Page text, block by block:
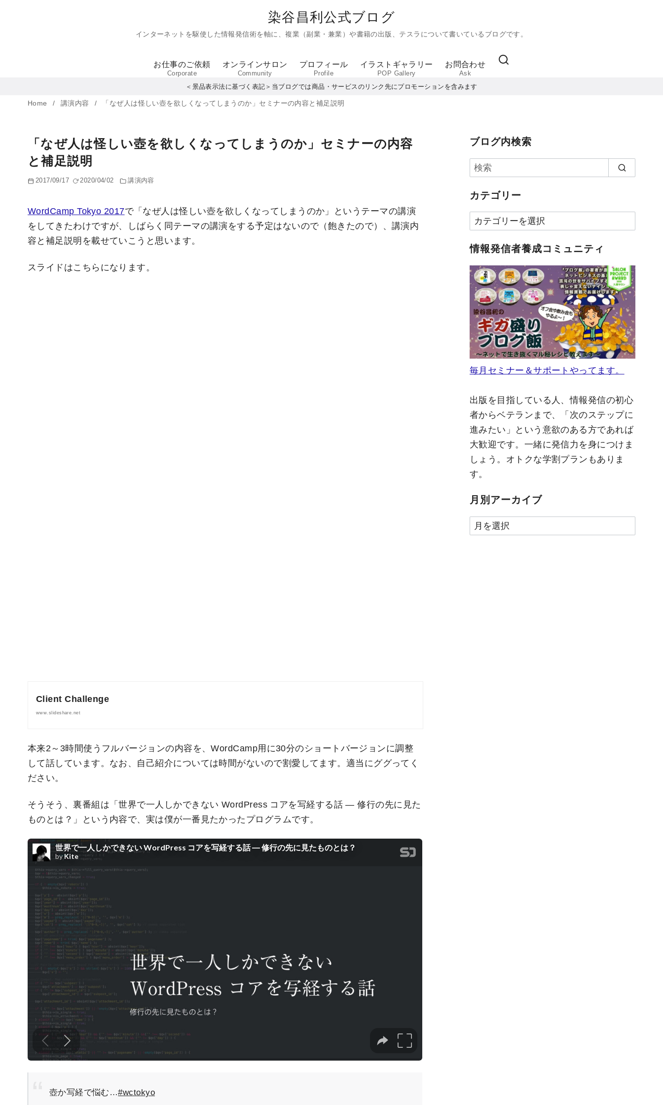
染谷昌利公式ブログ
インターネットを駆使した情報発信術を軸に、複業（副業・兼業）や書籍の出版、テスラについて書いているブログです。
お仕事のご依頼
Corporate
オンラインサロン
Community
プロフィール
Profile
イラストギャラリー
POP Gallery
お問合わせ
Ask
＜景品表示法に基づく表記＞当ブログでは商品・サービスのリンク先にプロモーションを含みます
Home 講演内容 「なぜ人は怪しい壺を欲しくなってしまうのか」セミナーの内容と補足説明
「なぜ人は怪しい壺を欲しくなってしまうのか」セミナーの内容
と補足説明
2017/09/17 2020/04/02 講演内容
WordCamp Tokyo 2017で「なぜ人は怪しい壺を欲しくなってしまうのか」というテーマの講演
をしてきたわけですが、しばらく同テーマの講演をする予定はないので（飽きたので）、講演内
容と補足説明を載せていこうと思います。
スライドはこちらになります。
Client Challenge
www.slideshare.net
本来2～3時間使うフルバージョンの内容を、WordCamp用に30分のショートバージョンに調整
して話しています。なお、自己紹介については時間がないので割愛してます。適当にググってく
ださい。
そうそう、裏番組は「世界で一人しかできない WordPress コアを写経する話 ― 修行の先に見た
ものとは？」という内容で、実は僕が一番見たかったプログラムです。
壺か写経で悩む…#wctokyo
ブログ内検索
カテゴリー
カ
テ
ゴ
リ
ー
情報発信者養成コミュニティ
毎月セミナー＆サポートやってます。
出版を目指している人、情報発信の初心
者からベテランまで、「次のステップに
進みたい」という意欲のある方であれば
大歓迎です。一緒に発信力を身につけま
しょう。オトクな学割プランもありま
す。
月別アーカイブ
月
別